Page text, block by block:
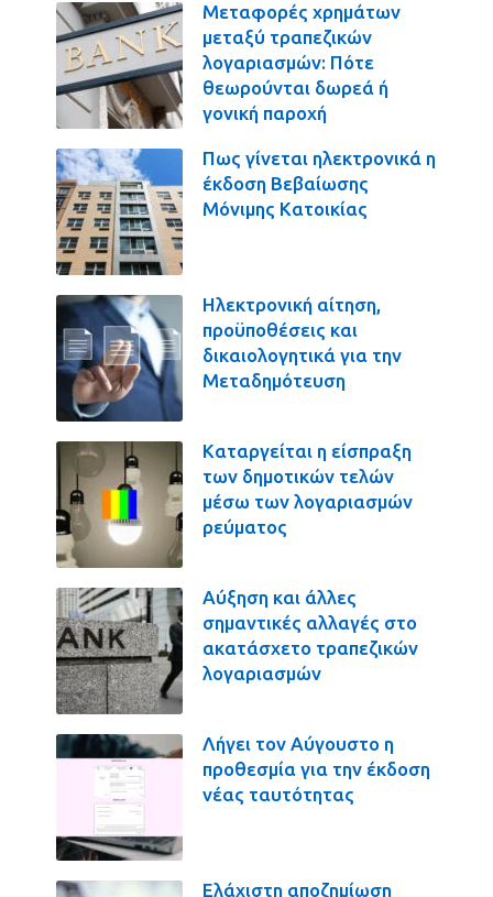
Μεταφορές χρημάτων
μεταξύ τραπεζικών
λογαριασμών: Πότε
θεωρούνται δωρεά ή
γονική παροχή
Πως γίνεται ηλεκτρονικά η
έκδοση Βεβαίωσης
Μόνιμης Κατοικίας
Ηλεκτρονική αίτηση,
προϋποθέσεις και
δικαιολογητικά για την
Μεταδημότευση
Καταργείται η είσπραξη
των δημοτικών τελών
μέσω των λογαριασμών
ρεύματος
Αύξηση και άλλες
σημαντικές αλλαγές στο
ακατάσχετο τραπεζικών
λογαριασμών
Λήγει τον Αύγουστο η
προθεσμία για την έκδοση
νέας ταυτότητας
Ελάχιστη αποζημίωση